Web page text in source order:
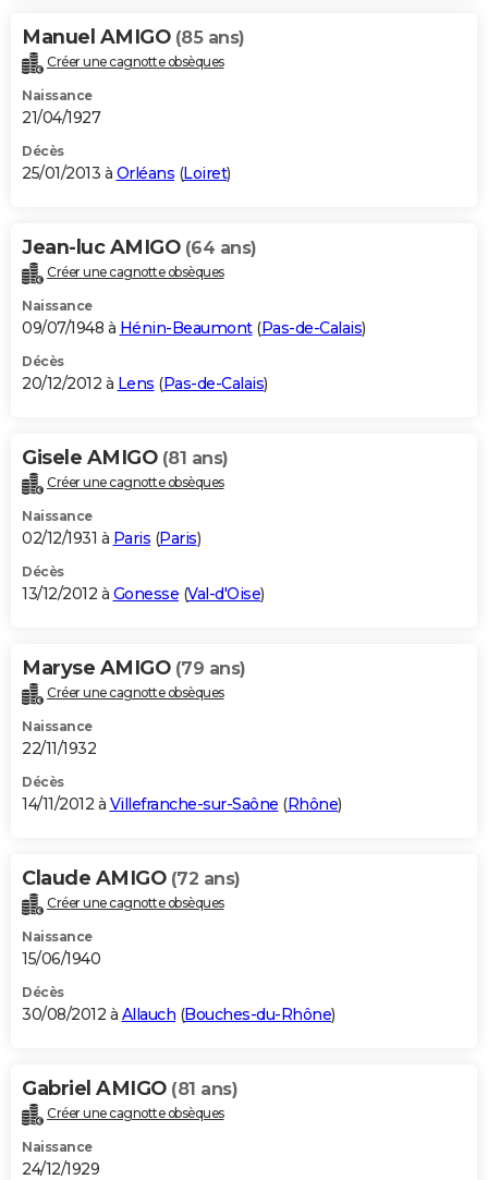
Manuel AMIGO (85 ans)
Créer une cagnotte obsèques
Naissance
21/04/1927
Décès
25/01/2013 à Orléans (Loiret)
Jean-luc AMIGO (64 ans)
Créer une cagnotte obsèques
Naissance
09/07/1948 à Hénin-Beaumont(Pas-de-Calais)
Décès
20/12/2012 à Lens (Pas-de-Calais)
Gisele AMIGO (81 ans)
Créer une cagnotte obsèques
Naissance
02/12/1931 à Paris (Paris)
Décès
13/12/2012 à Gonesse (Val-d'Oise)
Maryse AMIGO (79 ans)
Créer une cagnotte obsèques
Naissance
22/11/1932
Décès
14/11/2012 à Villefranche-sur-Saône (Rhône)
Claude AMIGO (72 ans)
Créer une cagnotte obsèques
Naissance
15/06/1940
Décès
30/08/2012 à Allauch (Bouches-du-Rhône)
Gabriel AMIGO (81 ans)
Créer une cagnotte obsèques
Naissance
24/12/1929